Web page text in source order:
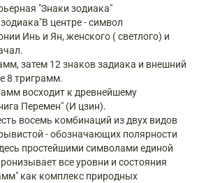
"Знаки зодиака"
центре - символ
Инь и Ян, женского ( светлого) и
затем 12 знаков задиака и внешний
8 триграмм.
восходит к древнейшему
Перемен" (И цзин).
восемь комбинаций из двух видов
- обозначающих полярности
простейшими символами единой
все уровни и состояния
как комплекс природных